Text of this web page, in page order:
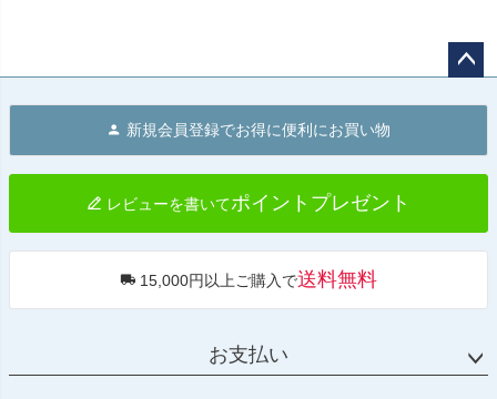
へ
新規会員登録でお得に便利にお買い物
レビューを書いてポイントプレゼント
15,000円以上ご購入で送料無料
お支払い